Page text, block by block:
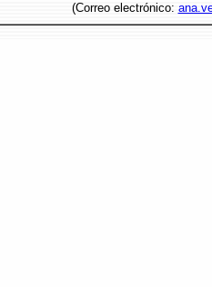
(Correo electrónico: